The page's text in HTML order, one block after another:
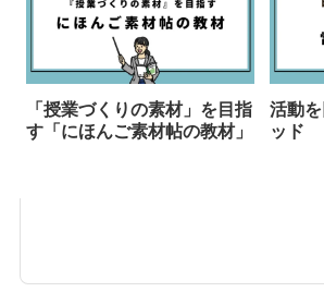
「授業づくりの素材」を目指
す「にほんご素材帖の教材」
活動
ッド